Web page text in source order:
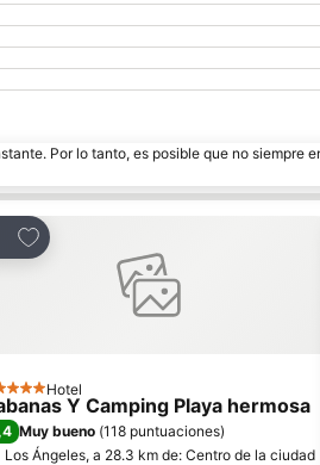
Por lo tanto, es posible que no siempre
Agregar a favoritos
Hotel
Y Camping Playa hermosa
Muy bueno (118 puntuaciones)
Los Ángeles, a 28.3 km de: Centro de la ciudad